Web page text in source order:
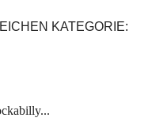
KATEGORIE: